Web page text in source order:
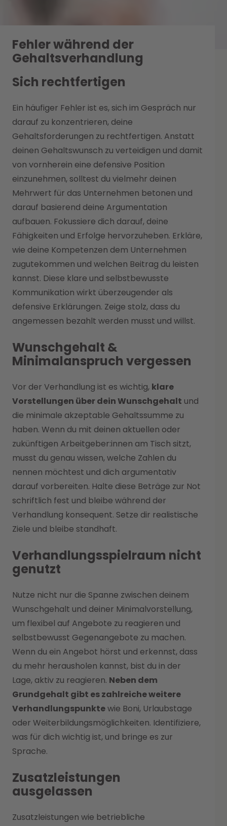
Fehler während der
Gehaltsverhandlung
Sich rechtfertigen
Ein häufiger Fehler ist es, sich im Gespräch nur
darauf zu konzentrieren, deine
Gehaltsforderungen zu rechtfertigen. Anstatt
deinen Gehaltswunsch zu verteidigen und damit
von vornherein eine defensive Position
einzunehmen, solltest du vielmehr deinen
Mehrwert für das Unternehmen betonen und
darauf basierend deine Argumentation
aufbauen. Fokussiere dich darauf, deine
Fähigkeiten und Erfolge hervorzuheben. Erkläre,
wie deine Kompetenzen dem Unternehmen
zugutekommen und welchen Beitrag du leisten
kannst. Diese klare und selbstbewusste
Kommunikation wirkt überzeugender als
defensive Erklärungen. Zeige stolz, dass du
angemessen bezahlt werden musst und willst.
Wunschgehalt &
Minimalanspruch vergessen
Vor der Verhandlung ist es wichtig, klare
Vorstellungen über dein Wunschgehalt und
die minimale akzeptable Gehaltssumme zu
haben. Wenn du mit deinen aktuellen oder
zukünftigen Arbeitgeber:innen am Tisch sitzt,
musst du genau wissen, welche Zahlen du
nennen möchtest und dich argumentativ
darauf vorbereiten. Halte diese Beträge zur Not
schriftlich fest und bleibe während der
Verhandlung konsequent. Setze dir realistische
Ziele und bleibe standhaft.
Verhandlungsspielraum nicht
genutzt
Nutze nicht nur die Spanne zwischen deinem
Wunschgehalt und deiner Minimalvorstellung,
um flexibel auf Angebote zu reagieren und
selbstbewusst Gegenangebote zu machen.
Wenn du ein Angebot hörst und erkennst, dass
du mehr herausholen kannst, bist du in der
Lage, aktiv zu reagieren. Neben dem
Grundgehalt gibt es zahlreiche weitere
Verhandlungspunktewie Boni, Urlaubstage
oder Weiterbildungsmöglichkeiten. Identifiziere,
was für dich wichtig ist, und bringe es zur
Sprache.
Zusatzleistungen
ausgelassen
Zusatzleistungen wie betriebliche